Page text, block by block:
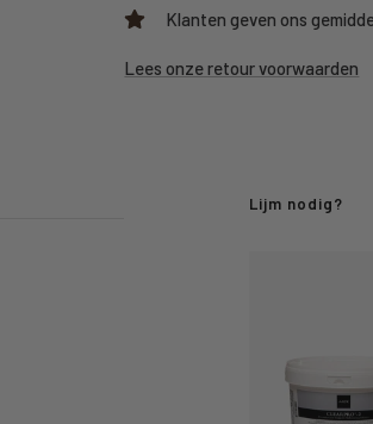
Klanten geven ons
Lees onze retour voorwaarden
Lijm nodig?